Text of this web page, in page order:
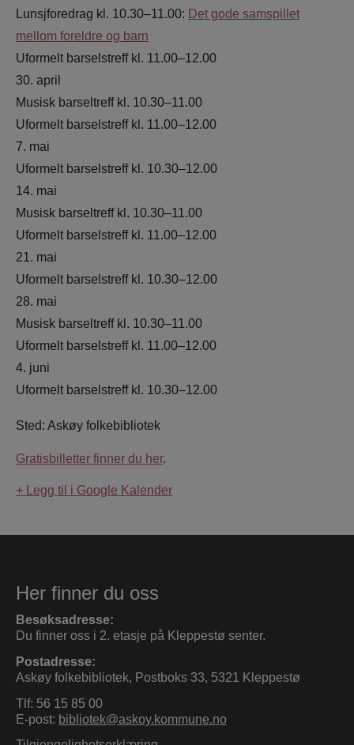
Lunsjforedrag kl. 10.30–11.00: Det gode samspillet
mellom foreldre og barn
Uformelt barselstreff kl. 11.00–12.00
30. april
Musisk barseltreff kl. 10.30–11.00
Uformelt barselstreff kl. 11.00–12.00
7. mai
Uformelt barselstreff kl. 10.30–12.00
14. mai
Musisk barseltreff kl. 10.30–11.00
Uformelt barselstreff kl. 11.00–12.00
21. mai
Uformelt barselstreff kl. 10.30–12.00
28. mai
Musisk barseltreff kl. 10.30–11.00
Uformelt barselstreff kl. 11.00–12.00
4. juni
Uformelt barselstreff kl. 10.30–12.00
Sted: Askøy folkebibliotek
Gratisbilletter finner du her.
+ Legg til i Google Kalender
Her finner du oss
Besøksadresse:
Du finner oss i 2. etasje på Kleppestø senter.
Postadresse:
Askøy folkebibliotek, Postboks 33, 5321 Kleppestø
Tlf: 56 15 85 00
E-post: bibliotek@askoy.kommune.no